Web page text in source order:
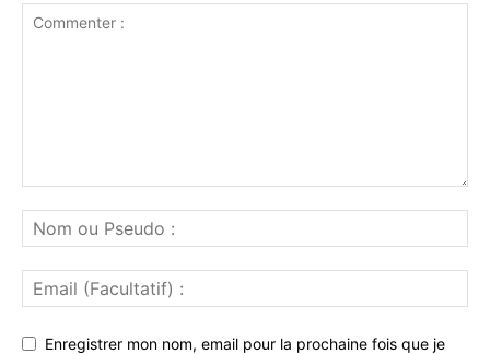
Enregistrer mon nom, email pour la prochaine fois que je